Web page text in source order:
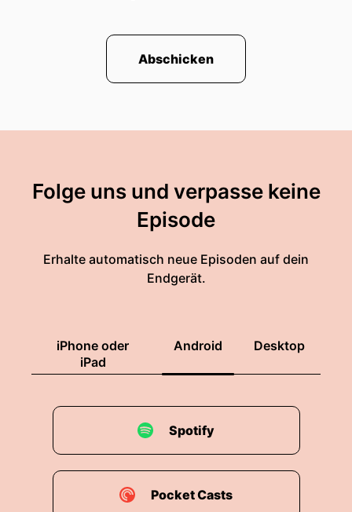
Abschicken
Folge uns und verpasse keine
Episode
Erhalte automatisch neue Episoden auf dein
Endgerät.
iPhone oder
iPad
Android Desktop
Spotify
Pocket Casts